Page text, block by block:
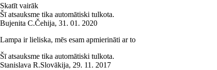
Skatīt vairāk
Šī atsauksme tika automātiski tulkota.
Bujenita C.Čehija, 31. 01. 2020
Lampa ir lieliska, mēs esam apmierināti ar to
Šī atsauksme tika automātiski tulkota.
Stanislava R.Slovākija, 29. 11. 2017